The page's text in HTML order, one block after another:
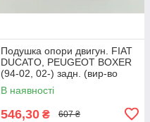
Подушка опори двигун. FIAT
DUCATO, PEUGEOT BOXER
(94-02, 02-) задн. (вир-во
FEBI) 14491 UA58
В наявності
546,30 ₴ 607 ₴